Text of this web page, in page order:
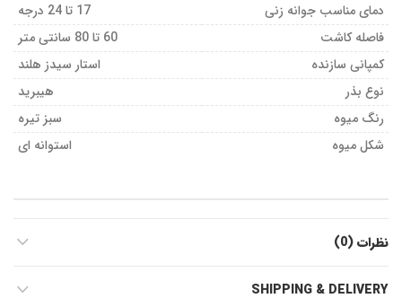
دمای مناسب جوانه زنی
17 تا 24 درجه
فاصله کاشت
60 تا 80 سانتی متر
کمپانی سازنده
استار سیدز هلند
نوع بذر
هیبرید
رنگ میوه
سبز تیره
شکل میوه
استوانه ای
نظرات (0)
SHIPPING & DELIVERY